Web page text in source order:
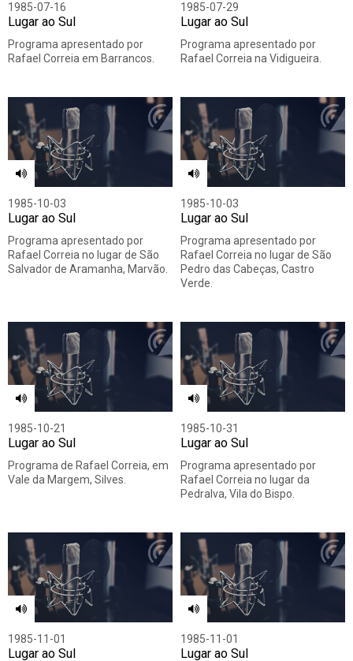
1985-07-16
Lugar ao Sul
Programa apresentado por
Rafael Correia em Barrancos.
1985-07-29
Lugar ao Sul
Programa apresentado por
Rafael Correia na Vidigueira.
1985-10-03
Lugar ao Sul
Programa apresentado por
Rafael Correia no lugar de São
Salvador de Aramanha, Marvão.
1985-10-03
Lugar ao Sul
Programa apresentado por
Rafael Correia no lugar de São
Pedro das Cabeças, Castro
Verde.
1985-10-21
Lugar ao Sul
Programa de Rafael Correia, em
Vale da Margem, Silves.
1985-10-31
Lugar ao Sul
Programa apresentado por
Rafael Correia no lugar da
Pedralva, Vila do Bispo.
1985-11-01
Lugar ao Sul
1985-11-01
Lugar ao Sul